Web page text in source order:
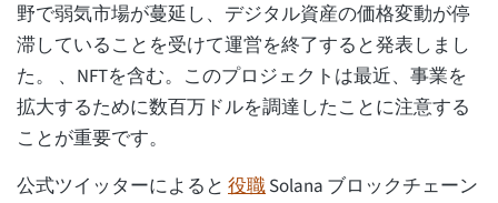
野で弱気市場が蔓延し、デジタル資産の価格変動が停
滞していることを受けて運営を終了すると発表しまし
た。 、NFTを含む。このプロジェクトは最近、事業を
拡大するために数百万ドルを調達したことに注意する
ことが重要です。
公式ツイッターによると 役職Solana ブロックチェーン